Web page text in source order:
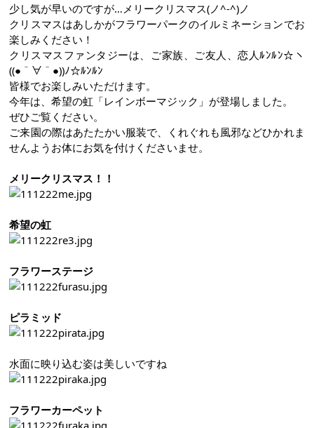
少し気が早いのですが…メリークリスマス(ノ^-^)ノ
クリスマスはあしかがフラワーパークのイルミネーションでお
楽しみください！
クリスマスファンタジーは、ご家族、ご友人、恋人ﾙﾝﾙﾝ☆ヽ
((●＾∀＾●))ﾉ☆ﾙﾝﾙﾝ
皆様でお楽しみいただけます。
今年は、希望の虹「レインボーマジック」が登場しました。
ぜひご覧ください。
ご来園の際はあたたかい服装で、くれぐれも風邪などひかれま
せんようお体にお気を付けくださいませ。
メリークリスマス！！
希望の虹
フラワーステージ
ピラミッド
水面に映り込む姿は美しいですね
フラワーカーペット